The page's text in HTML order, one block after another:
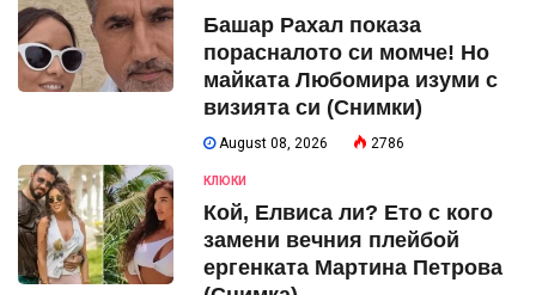
Башар Рахал показа
порасналото си момче! Но
майката Любомира изуми с
визията си (Снимки)
August 08, 2026 2786
КЛЮКИ
Кой, Елвиса ли? Ето с кого
замени вечния плейбой
ергенката Мартина Петрова